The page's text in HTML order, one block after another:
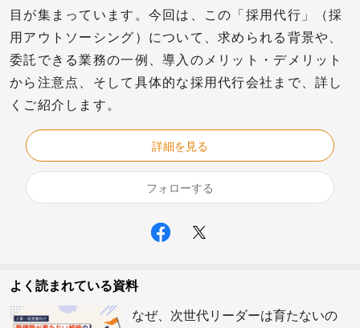
目が集まっています。今回は、この「採用代行」（採
用アウトソーシング）について、求められる背景や、
委託できる業務の一例、導入のメリット・デメリット
から注意点、そして具体的な採用代行会社まで、詳し
くご紹介します。
詳細を見る
フォローする
よく読まれている資料
なぜ、次世代リーダーは育たないの